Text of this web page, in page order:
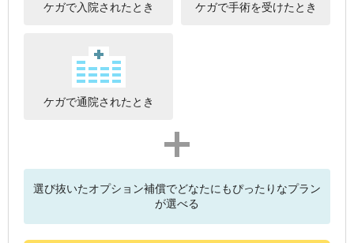
ケガで入院されたとき ケガで手術を受けたとき
ケガで通院されたとき
選び抜いたオプション補償でどなたにもぴったりなプラン
が選べる